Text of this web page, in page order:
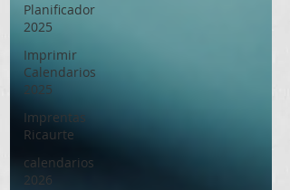
Planificador
2025
Imprimir
Calendarios
2025
Imprentas
Ricaurte
calendarios
2026